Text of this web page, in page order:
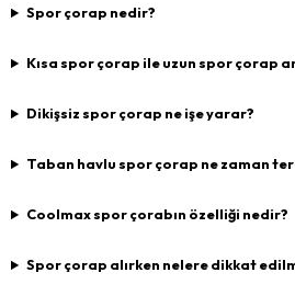
Spor çorap nedir?
Kısa spor çorap ile uzun spor çorap
Dikişsiz spor çorap ne işe yarar?
Taban havlu spor çorap ne zaman
Coolmax spor çorabın özelliği nedir?
Spor çorap alırken nelere dikkat